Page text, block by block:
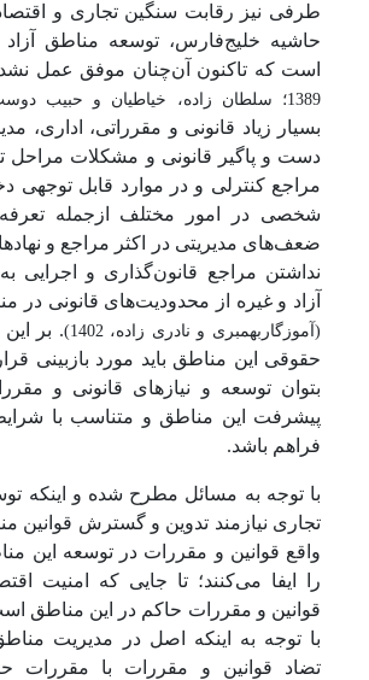
طرفی نیز رقابت سنگین تجاری و
حاشیه خلیج‌فارس، توسعه مناطق
است که تاکنون آن‌چنان موفق عمل
1389؛ سلطان زاده، خیاطیان و حبیب دوست، 1402)
بسیار زیاد قانونی و مقرراتی، اداری،
دست و پاگیر قانونی و مشکلات مراحل
مراجع کنترلی و در موارد قابل توجهی
شخصی در امور مختلف ازجمله
ضعف‌های مدیریتی در اکثر مراجع و
نداشتن مراجع قانون‌گذاری و اجرایی
آزاد و غیره از محدودیت‌های قانونی در
(آموزگاربهمبری و نادری زاده، 1402 ). بر
حقوقی این مناطق باید مورد بازبینی
بتوان توسعه و نیازهای قانونی و
پیشرفت این مناطق و متناسب با
فراهم باشد.
با توجه به مسائل مطرح شده و اینکه
تجاری نیازمند تدوین و گسترش قوانین
واقع قوانین و مقررات در توسعه این
را ایفا می‌کنند؛ تا جایی که امنیت
قوانین و مقررات حاکم در این مناطق
با توجه به اینکه اصل در مدیریت
تضاد قوانین و مقررات با مقررات